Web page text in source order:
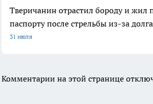
Тверичанин отрастил бороду и жил
паспорту после стрельбы из-за долга
31 июля
Комментарии на этой странице